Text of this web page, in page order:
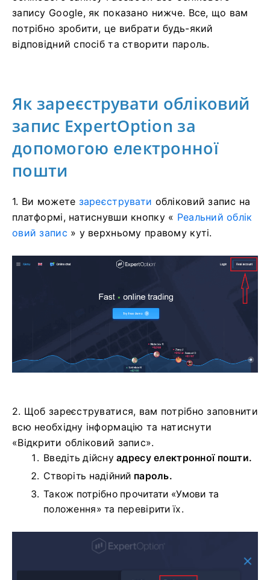
запису Google, як показано нижче. Все, що вам
потрібно зробити, це вибрати будь-який
відповідний спосіб та створити пароль.
Як зареєструвати обліковий
запис ExpertOption за
допомогою електронної
пошти
1. Ви можете зареєструвати обліковий запис на
платформі, натиснувши кнопку « Реальний облік
овий запис » у верхньому правому куті.
2. Щоб зареєструватися, вам потрібно заповнити
всю необхідну інформацію та натиснути
«Відкрити обліковий запис».
Введіть дійснуадресу електронної пошти.
Створіть надійний пароль.
Також потрібно прочитати «Умови та
положення» та перевірити їх.